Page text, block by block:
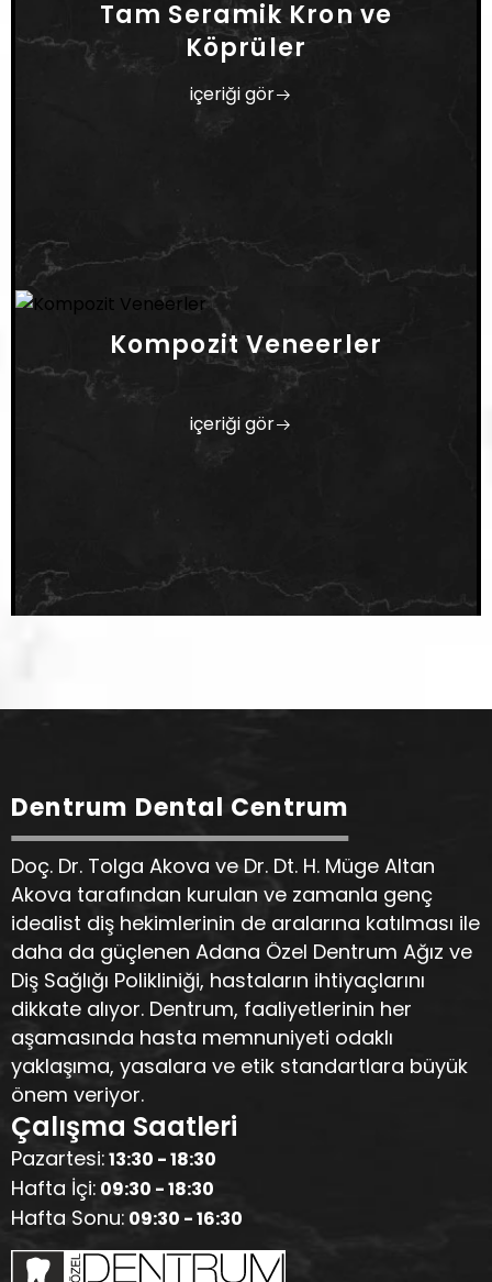
Tam Seramik Kron ve
Köprüler
içeriği gör
Kompozit Veneerler
içeriği gör
Dentrum Dental Centrum
Doç. Dr. Tolga Akova ve Dr. Dt. H. Müge Altan
Akova tarafından kurulan ve zamanla genç
idealist diş hekimlerinin de aralarına katılması ile
daha da güçlenen Adana Özel Dentrum Ağız ve
Diş Sağlığı Polikliniği, hastaların ihtiyaçlarını
dikkate alıyor. Dentrum, faaliyetlerinin her
aşamasında hasta memnuniyeti odaklı
yaklaşıma, yasalara ve etik standartlara büyük
önem veriyor.
Çalışma Saatleri
Pazartesi:13:30 - 18:30
Hafta İçi: 09:30 - 18:30
Hafta Sonu: 09:30 - 16:30